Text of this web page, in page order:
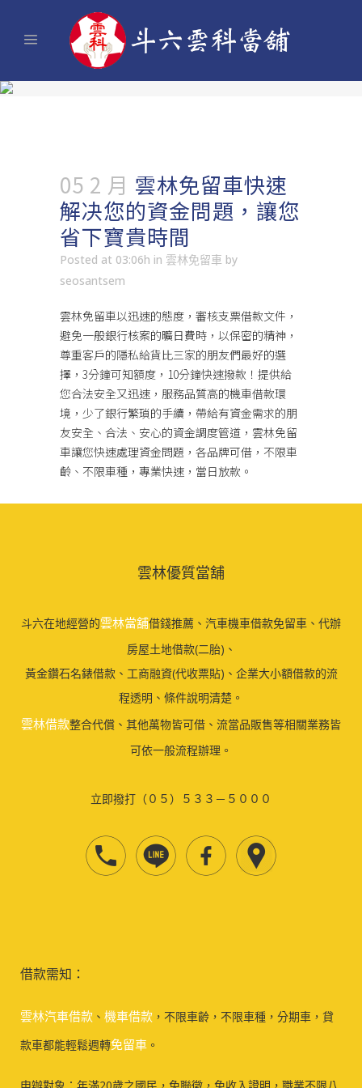
05 2 月 雲林免留車快速
解决您的資金問題，讓您
省下寶貴時間
Posted at 03:06h in 雲林免留車 by
seosantsem
雲林免留車以迅速的態度，審核支票借款文件，
避免一般銀行核案的曠日費時，以保密的精神，
尊重客戶的隱私給貨比三家的朋友們最好的選
擇，3分鐘可知額度，10分鐘快速撥款！提供給
您合法安全又迅速，服務品質高的機車借款環
境，少了銀行繁瑣的手續，帶給有資金需求的朋
友安全、合法、安心的資金調度管道，雲林免留
車讓您快速處理資金問題，各品牌可借，不限車
齡、不限車種，專業快速，當日放款。
雲林優質當舖
斗六在地經營的雲林當舖借錢推薦、汽車機車借款免留車、代辦
房屋土地借款(二胎)、
黃金鑽石名錶借款、工商融資(代收票貼)、企業大小額借款的流
程透明、條件說明清楚。
雲林借款整合代償、其他萬物皆可借、流當品販售等相關業務皆
可依一般流程辦理。
立即撥打（０５）５３３－５０００
借款需知：
雲林汽車借款 、 機車借款 ，不限車齡，不限車種，分期車，貸
款車都能輕鬆週轉免留車 。